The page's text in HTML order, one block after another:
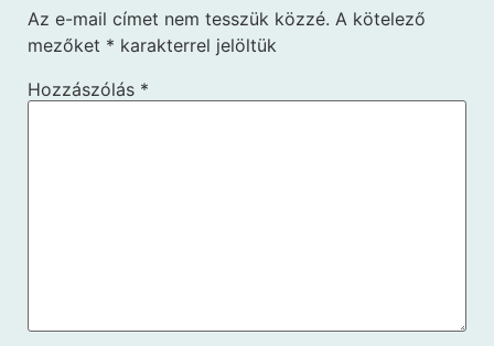
Az e-mail címet nem tesszük közzé. A kötelező
mezőket * karakterrel jelöltük
Hozzászólás *